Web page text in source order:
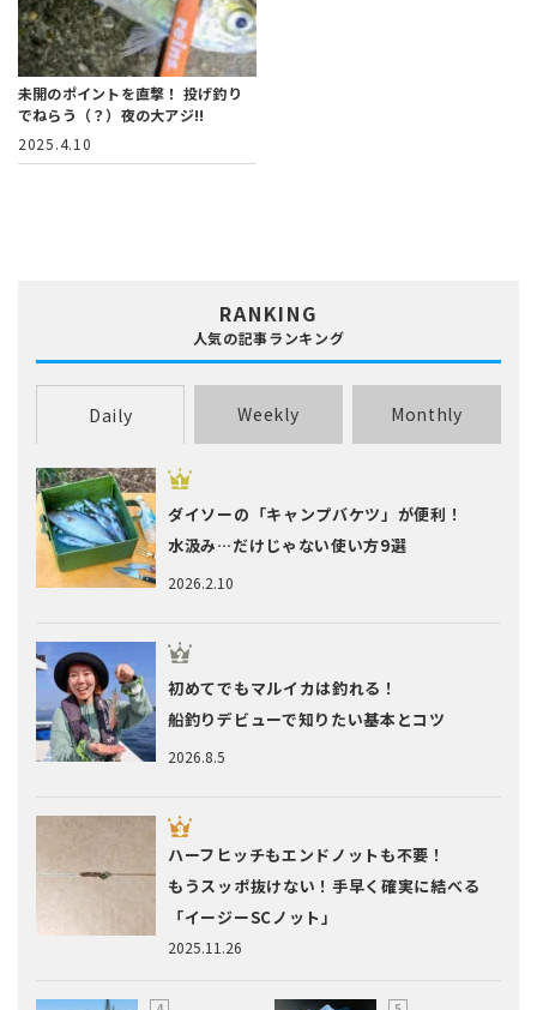
未開のポイントを直撃！ 投げ釣り
でねらう（？）夜の大アジ!!
2025.4.10
RANKING
人気の記事ランキング
Daily Weekly Monthly
2026.2.10
ダイソーの「キャンプバケツ」が便利！
水汲み…だけじゃない使い方9選
2026.8.5
初めてでもマルイカは釣れる！
船釣りデビューで知りたい基本とコツ
2025.11.26
ハーフヒッチもエンドノットも不要！
もうスッポ抜けない！手早く確実に結べる
「イージーSCノット」